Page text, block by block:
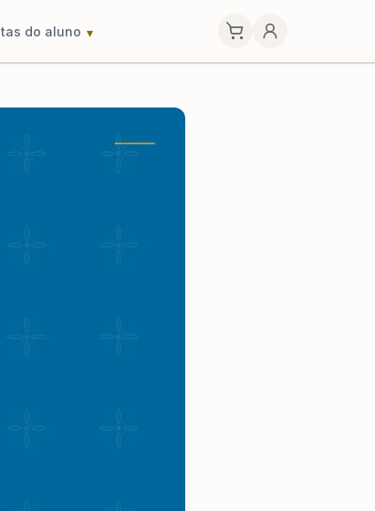
do aluno